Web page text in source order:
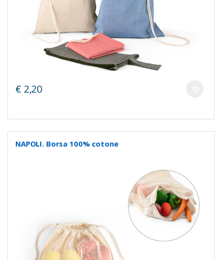
€ 2,20
NAPOLI. Borsa 100% cotone